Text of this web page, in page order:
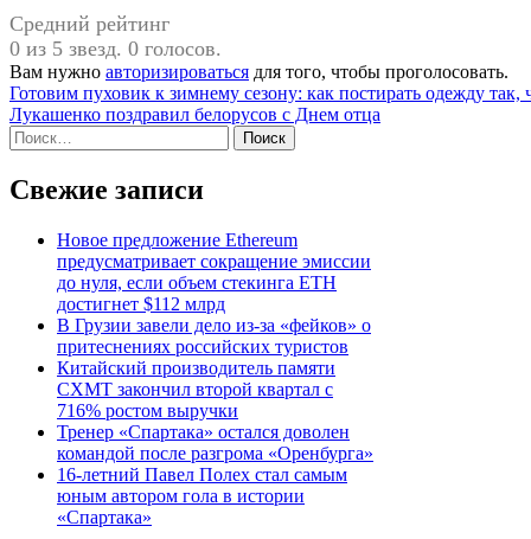
Средний рейтинг
0 из 5 звезд. 0 голосов.
Вам нужно авторизироваться для того, чтобы проголосовать.
Навигация
по
записям
Готовим пуховик к зимнему сезону: как постирать одежду
Лукашенко поздравил белорусов с Днем отца
Найти:
Свежие записи
Новое предложение Ethereum
предусматривает сокращение эмиссии
до нуля, если объем стекинга ETH
достигнет $112 млрд
В Грузии завели дело из-за «фейков» о
притеснениях российских туристов
Китайский производитель памяти
CXMT закончил второй квартал с
716% ростом выручки
Тренер «Спартака» остался доволен
командой после разгрома «Оренбурга»
16-летний Павел Полех стал самым
юным автором гола в истории
«Спартака»